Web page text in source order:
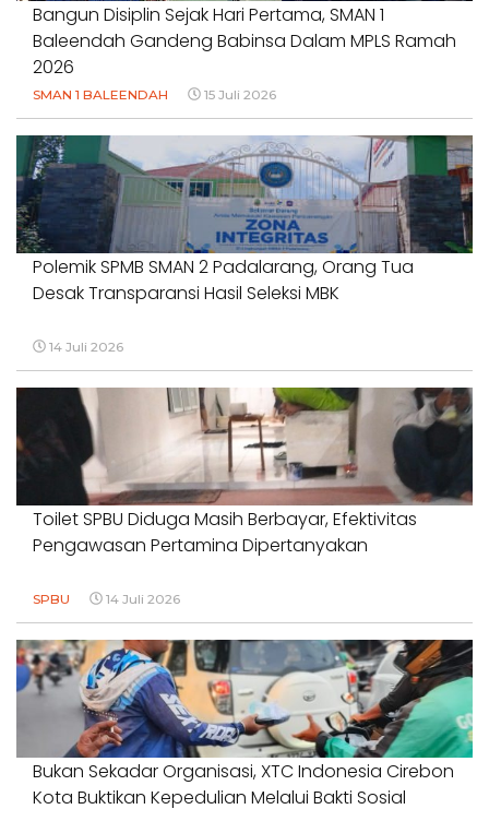
Bangun Disiplin Sejak Hari Pertama, SMAN 1
Baleendah Gandeng Babinsa Dalam MPLS Ramah
2026
SMAN 1 BALEENDAH 15 Juli 2026
Polemik SPMB SMAN 2 Padalarang, Orang Tua
Desak Transparansi Hasil Seleksi MBK
14 Juli 2026
Toilet SPBU Diduga Masih Berbayar, Efektivitas
Pengawasan Pertamina Dipertanyakan
SPBU 14 Juli 2026
Bukan Sekadar Organisasi, XTC Indonesia Cirebon
Kota Buktikan Kepedulian Melalui Bakti Sosial